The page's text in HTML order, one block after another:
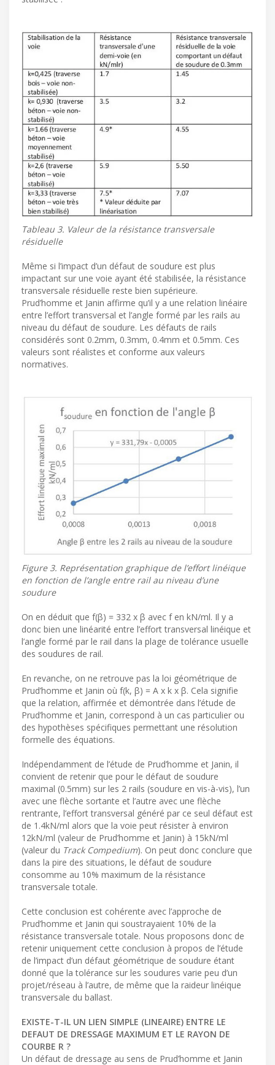
Tableau 3. Valeur de la résistance transversale
résiduelle
Même si l’impact d’un défaut de soudure est plus
impactant sur une voie ayant été stabilisée, la résistance
transversale résiduelle reste bien supérieure.
Prud’homme et Janin affirme qu’il y a une relation linéaire
entre l’effort transversal et l’angle formé par les rails au
niveau du défaut de soudure. Les défauts de rails
considérés sont 0.2mm, 0.3mm, 0.4mm et 0.5mm. Ces
valeurs sont réalistes et conforme aux valeurs
normatives.
Figure 3. Représentation graphique de l’effort linéique
en fonction de l’angle entre rail au niveau d’une
soudure
On en déduit que f(β) = 332 x β avec f en kN/ml. Il y a
donc bien une linéarité entre l’effort transversal linéique et
l’angle formé par le rail dans la plage de tolérance usuelle
des soudures de rail.
En revanche, on ne retrouve pas la loi géométrique de
Prud’homme et Janin où f(k, β) = A x k x β. Cela signifie
que la relation, affirmée et démontrée dans l’étude de
Prud’homme et Janin, correspond à un cas particulier ou
des hypothèses spécifiques permettant une résolution
formelle des équations.
Indépendamment de l’étude de Prud’homme et Janin, il
convient de retenir que pour le défaut de soudure
maximal (0.5mm) sur les 2 rails (soudure en vis-à-vis), l’un
avec une flèche sortante et l’autre avec une flèche
rentrante, l’effort transversal généré par ce seul défaut est
de 1.4kN/ml alors que la voie peut résister à environ
12kN/ml (valeur de Prud’homme et Janin) à 15kN/ml
(valeur du Track Compedium). On peut donc conclure que
dans la pire des situations, le défaut de soudure
consomme au 10% maximum de la résistance
transversale totale.
Cette conclusion est cohérente avec l’approche de
Prud’homme et Janin qui soustrayaient 10% de la
résistance transversale totale. Nous proposons donc de
retenir uniquement cette conclusion à propos de l’étude
de l’impact d’un défaut géométrique de soudure étant
donné que la tolérance sur les soudures varie peu d’un
projet/réseau à l’autre, de même que la raideur linéique
transversale du ballast.
EXISTE-T-IL UN LIEN SIMPLE (LINEAIRE) ENTRE LE
DEFAUT DE DRESSAGE MAXIMUM ET LE RAYON DE
COURBE R ?
Un défaut de dressage au sens de Prud’homme et Janin